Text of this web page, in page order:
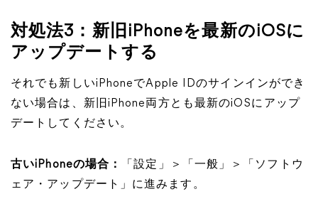
対処法3：新旧iPhoneを最新のiOSに
アップデートする
それでも新しいiPhoneでApple IDのサインインができ
ない場合は、新旧iPhone両方とも最新のiOSにアップ
デートしてください。
古いiPhoneの場合：
「設定」＞「一般」＞「ソフトウ
ェア・アップデート」に進みます。